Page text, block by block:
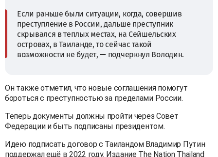
Если раньше были ситуации, когда, совершив
преступление в России, дальше преступник
скрывался в теплых местах, на Сейшельских
островах, в Таиланде, то сейчас такой
возможности не будет, — подчеркнул Володин.
Он также отметил, что новые соглашения помогут
бороться с преступностью за пределами России.
Теперь документы должны пройти через Совет
Федерации и быть подписаны президентом.
Идею подписать договор с Таиландом Владимир Путин
поддержал ещё в 2022 году. Издание The Nation Thailand